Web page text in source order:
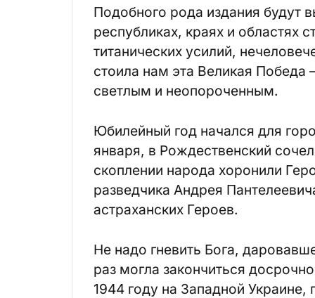
Подобного рода издания будут
республиках, краях и
титанических усилий,
стоила нам эта Великая Победа
светлым и неопороченным.
Юбилейный год начался для
января, в Рождественский
скоплении народа хоронили
разведчика Андрея
астраханских Героев.
Не надо гневить Бога,
раз могла закончиться
1944 году на Западной